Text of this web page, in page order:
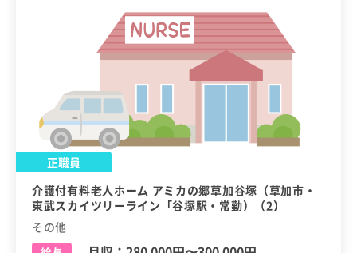
正職員
介護付有料老人ホーム アミカの郷草加谷塚（草加市・
東武スカイツリーライン「谷塚駅・常勤）（2）
その他